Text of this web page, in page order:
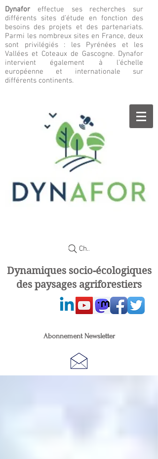
Dynafor effectue ses recherches sur
différents sites d’étude en fonction des
besoins des projets et des partenariats.
Parmi les nombreux sites en France, deux
sont privilégiés : les Pyrénées et les
Vallées et Coteaux de Gascogne. Dynafor
intervient également à l’échelle
européenne et internationale sur
différents continents.
Chercher
Dynamiques socio-écologiques
des paysages agriforestiers
Abonnement Newsletter